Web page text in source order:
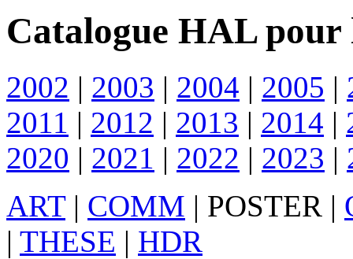
Catalogue HAL pour
2002 | 2003 | 2004 | 2005 |
2011 | 2012 | 2013 | 2014 |
2020 | 2021 | 2022 | 2023 |
ART| COMM | POSTER |
| THESE | HDR